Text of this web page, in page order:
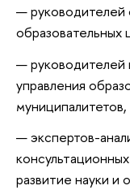
руководителей
руководителей
управления
экспертов-
развитие науки и